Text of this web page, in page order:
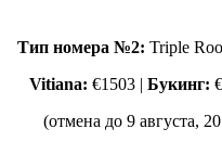
Тип номера №2: Triple
Vitiana: €1503 | Букинг:
(отмена до 9 августа,